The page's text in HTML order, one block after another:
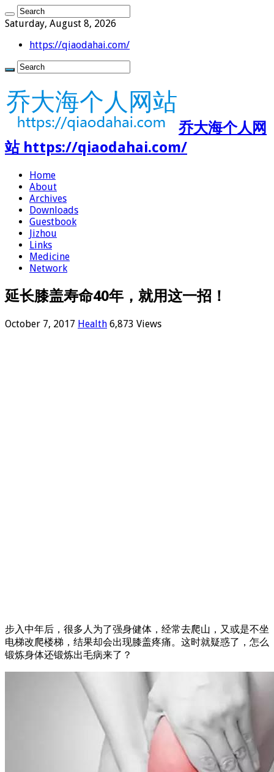
Saturday, August 8, 2026
https://qiaodahai.com/
乔大海个人网
站 https://qiaodahai.com/
Home
About
Archives
Downloads
Guestbook
Jizhou
Links
Medicine
Network
延长膝盖寿命40年，就用这一招！
October 7, 2017 Health 6,873 Views
步入中年后，很多人为了强身健体，经常去爬山，又或是不坐
电梯改爬楼梯，结果却会出现膝盖疼痛。这时就疑惑了，怎么
锻炼身体还锻炼出毛病来了？